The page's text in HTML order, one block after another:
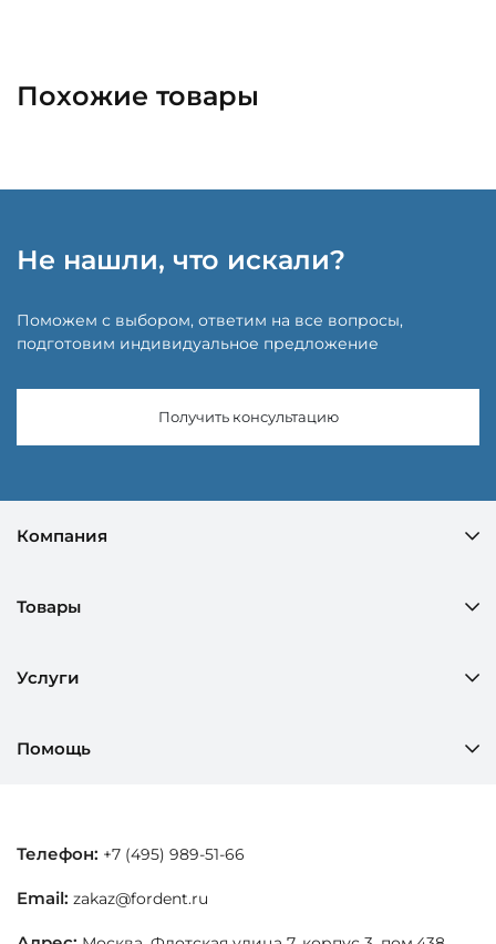
Похожие товары
Не нашли, что искали?
Поможем с выбором, ответим на все вопросы,
подготовим индивидуальное предложение
Получить консультацию
Компания
Товары
Услуги
Помощь
Телефон: +7 (495) 989-51-66
Email: zakaz@fordent.ru